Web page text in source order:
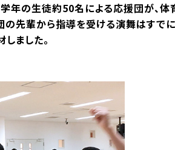
年の生徒約50名による応援団が、体
の先輩から指導を受ける演舞はすで
ました。